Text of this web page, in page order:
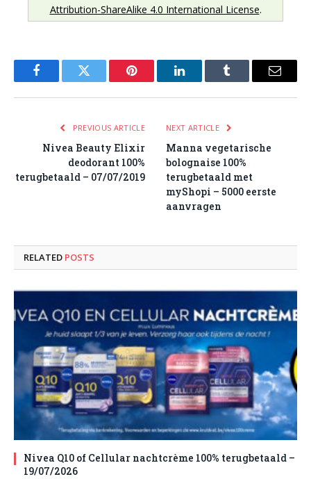
Attribution-ShareAlike 4.0 International License.
FacebookTwitter Pinterest LinkedInTumblr Email
PREVIOUS ARTICLE
Nivea Beauty Elixir
deodorant 100%
terugbetaald – 07/07/2019
NEXT ARTICLE
Manna vegetarische
bolognaise 100%
terugbetaald met
myShopi – 5000 eerste
aanvragen
RELATED POSTS
Nivea Q10 of Cellular nachtcrème 100% terugbetaald –
19/07/2026